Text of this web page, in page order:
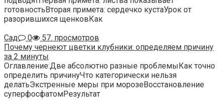
готовностьВторая примета: сердечко кустаУрок от
разорившихся щенковКак
Сад
0
57. просмотров
Почему чернеют цветки клубники: определяем причину
за 2 минуты
Оглавление:Две абсолютно разные проблемыКак точно
определить причинуЧто категорически нельзя
делатьЭкстренные меры при морозеВосстановление
суперфосфатомРезультат